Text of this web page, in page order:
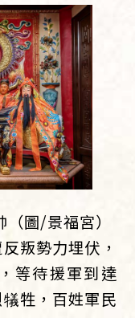
圖/景福宮）
叛勢力埋伏，
等待援軍到達
牲，百姓軍民